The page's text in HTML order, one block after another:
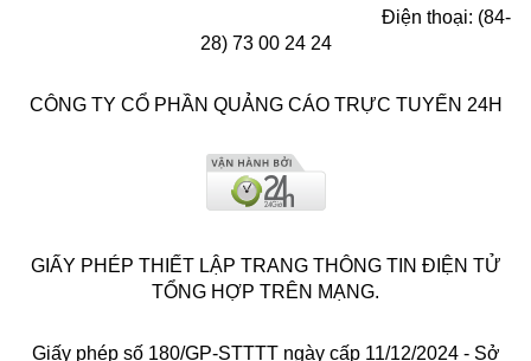
Điện thoại: (84-
28) 73 00 24 24
CÔNG TY CỔ PHẦN QUẢNG CÁO TRỰC TUYẾN 24H
GIẤY PHÉP THIẾT LẬP TRANG THÔNG TIN ĐIỆN TỬ
TỔNG HỢP TRÊN MẠNG.
Giấy phép số 180/GP-STTTT ngày cấp 11/12/2024 - Sở